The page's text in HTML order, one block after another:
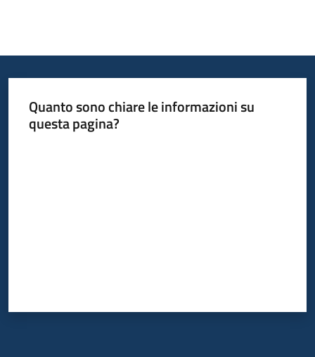
locali
Quanto sono chiare le informazioni su
questa pagina?